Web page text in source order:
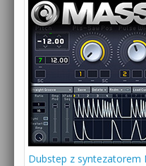
Dubstep z syntezatorem